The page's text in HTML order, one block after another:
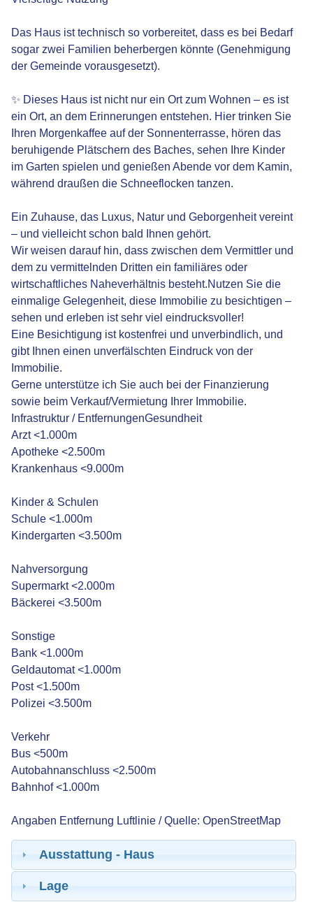
Das Haus ist technisch so vorbereitet, dass es bei Bedarf
sogar zwei Familien beherbergen könnte (Genehmigung
der Gemeinde vorausgesetzt).
✨ Dieses Haus ist nicht nur ein Ort zum Wohnen – es ist
ein Ort, an dem Erinnerungen entstehen. Hier trinken Sie
Ihren Morgenkaffee auf der Sonnenterrasse, hören das
beruhigende Plätschern des Baches, sehen Ihre Kinder
im Garten spielen und genießen Abende vor dem Kamin,
während draußen die Schneeflocken tanzen.
Ein Zuhause, das Luxus, Natur und Geborgenheit vereint
– und vielleicht schon bald Ihnen gehört.
Wir weisen darauf hin, dass zwischen dem Vermittler und
dem zu vermittelnden Dritten ein familiäres oder
wirtschaftliches Naheverhältnis besteht.Nutzen Sie die
einmalige Gelegenheit, diese Immobilie zu besichtigen –
sehen und erleben ist sehr viel eindrucksvoller!
Eine Besichtigung ist kostenfrei und unverbindlich, und
gibt Ihnen einen unverfälschten Eindruck von der
Immobilie.
Gerne unterstütze ich Sie auch bei der Finanzierung
sowie beim Verkauf/Vermietung Ihrer Immobilie.
Infrastruktur / EntfernungenGesundheit
Arzt <1.000m
Apotheke <2.500m
Krankenhaus <9.000m
Kinder & Schulen
Schule <1.000m
Kindergarten <3.500m
Nahversorgung
Supermarkt <2.000m
Bäckerei <3.500m
Sonstige
Bank <1.000m
Geldautomat <1.000m
Post <1.500m
Polizei <3.500m
Verkehr
Bus <500m
Autobahnanschluss <2.500m
Bahnhof <1.000m
Angaben Entfernung Luftlinie / Quelle: OpenStreetMap
Ausstattung - Haus
Lage